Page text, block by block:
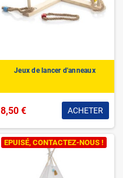
Jeux de lancer d'anneaux
8,50 € ACHETER
EPUISÉ, CONTACTEZ-NOUS !